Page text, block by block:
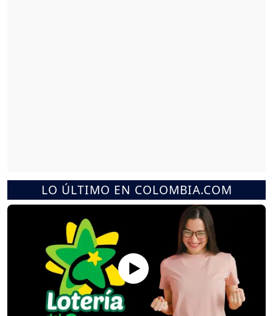
LO ÚLTIMO EN COLOMBIA.COM